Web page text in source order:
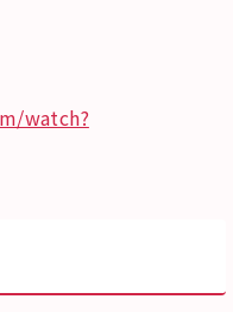
watch?